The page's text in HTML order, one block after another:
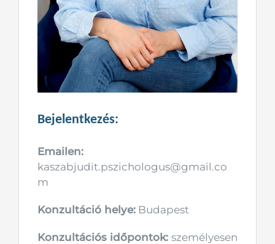
Bejelentkezés:
Emailen:
kaszabjudit.pszichologus@gmail.co
m
Konzultáció helye:Budapest
Konzultációs időpontok: személyesen